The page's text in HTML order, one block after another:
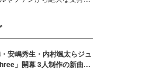
たちのヘアケア事情を紹介し
茅野しのぶ。一人ひとりの
寄り添い、魅力を引き出す
りは、多くの女性たちに勇
信を与え続けている。
安嶋秀生・内村颯太らジュ
」開幕 3人制作の新曲＆